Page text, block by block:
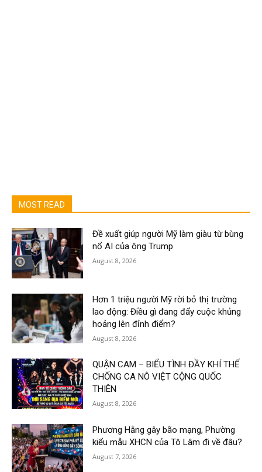
MOST READ
Đề xuất giúp người Mỹ làm giàu từ bùng
nổ AI của ông Trump
August 8, 2026
Hơn 1 triệu người Mỹ rời bỏ thị trường
lao động: Điều gì đang đẩy cuộc khủng
hoảng lên đỉnh điểm?
August 8, 2026
QUẬN CAM – BIỂU TÌNH ĐẦY KHÍ THẾ
CHỐNG CA NÔ VIỆT CỘNG QUỐC
THIÊN
August 8, 2026
Phương Hằng gây bão mạng, Phường
kiểu mẫu XHCN của Tô Lâm đi về đâu?
August 7, 2026